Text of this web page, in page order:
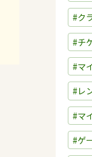
#ク
#チ
#マ
#レ
#マ
#ゲ